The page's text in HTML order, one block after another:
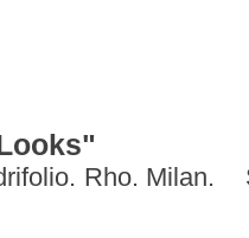
Rho. Milan.